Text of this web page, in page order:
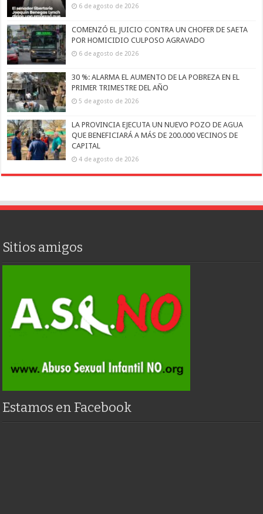
6 de agosto de 2026
COMENZÓ EL JUICIO CONTRA UN CHOFER DE SAETA
POR HOMICIDIO CULPOSO AGRAVADO
6 de agosto de 2026
30 %: ALARMA EL AUMENTO DE LA POBREZA EN EL
PRIMER TRIMESTRE DEL AÑO
5 de agosto de 2026
LA PROVINCIA EJECUTA UN NUEVO POZO DE AGUA
QUE BENEFICIARÁ A MÁS DE 200.000 VECINOS DE
CAPITAL
4 de agosto de 2026
Sitios amigos
Estamos en Facebook